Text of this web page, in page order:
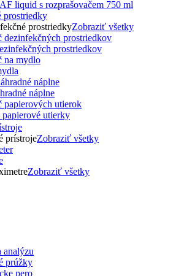
prostriedky
prostriedkyZobraziť všetky
prostriedkov
náplne
papierové utierky
prístrojeZobraziť všetky
Zobraziť všetky
prúžky